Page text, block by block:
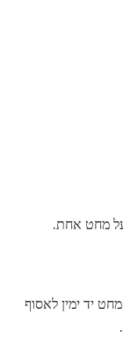
יד ימין לאסוף